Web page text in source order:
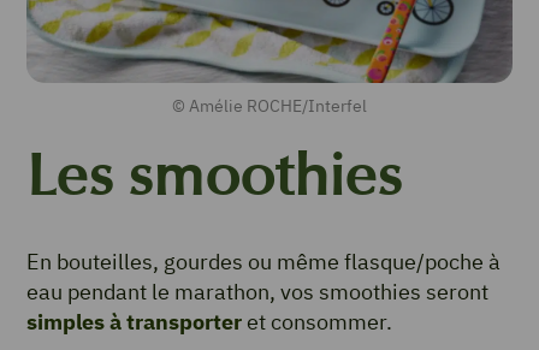
© Amélie ROCHE/Interfel
Les smoothies
En bouteilles, gourdes ou même flasque/poche à
eau pendant le marathon, vos smoothies seront
simples à transporter et consommer.